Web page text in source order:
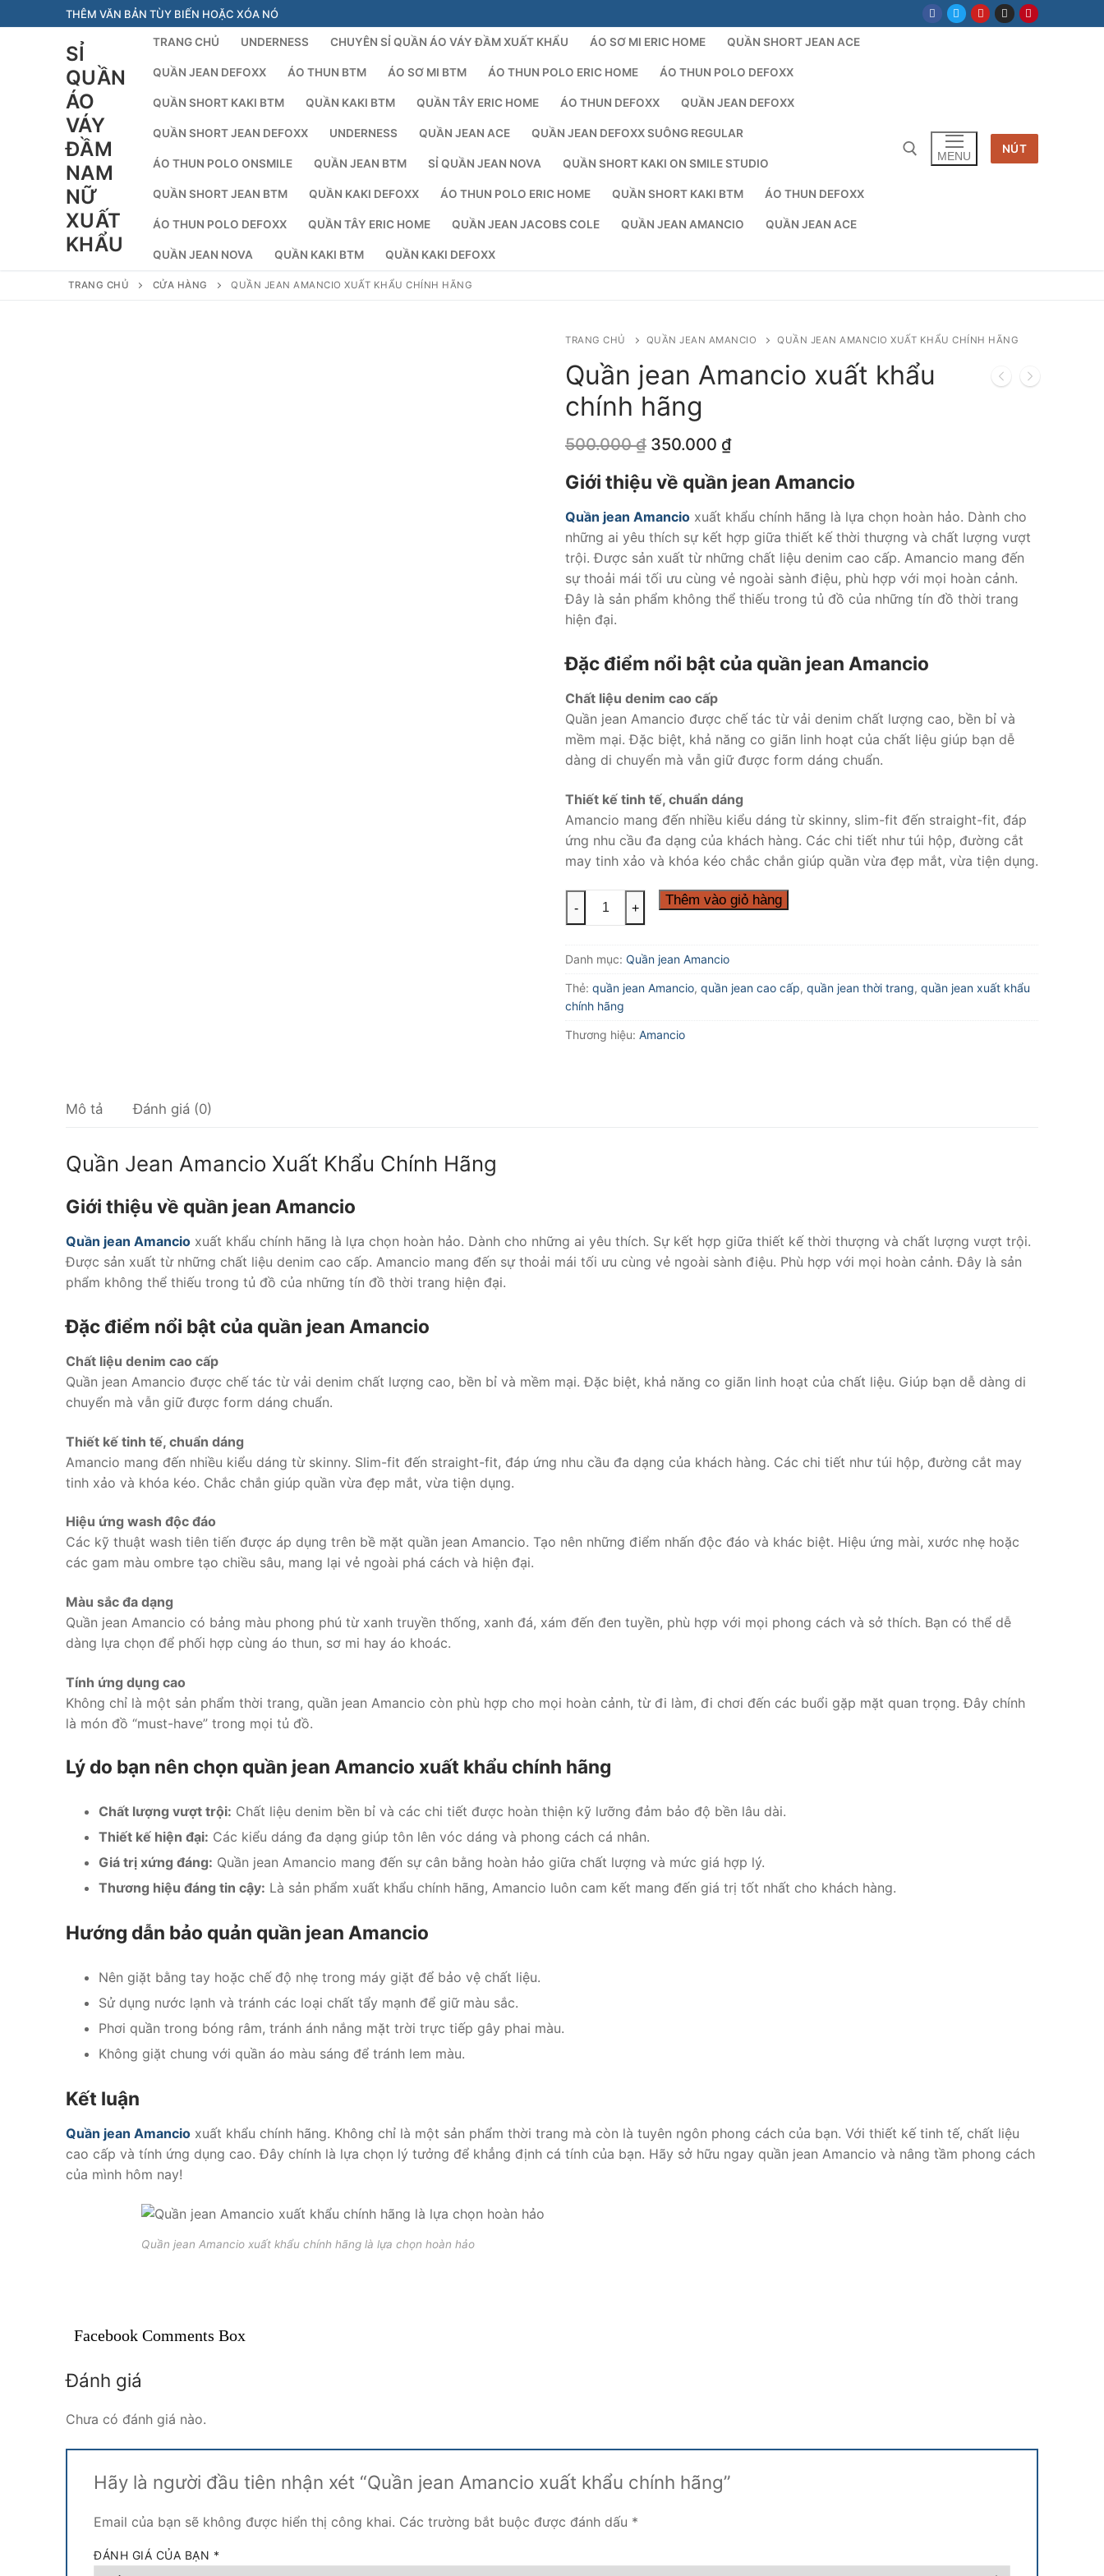
đến
THÊM VĂN BẢN TÙY BIẾN HOẶC XÓA NÓ
SỈ
QUẦN
ÁO
VÁY
ĐẦM
NAM
NỮ
XUẤT
KHẨU
TRANG CHỦ UNDERNESS CHUYÊN SỈ QUẦN ÁO VÁY ĐẦM XUẤT KHẨU ÁO SƠ MI ERIC HOME QUẦN SHORT JEAN ACE
QUẦN JEAN DEFOXX ÁO THUN BTM ÁO SƠ MI BTM ÁO THUN POLO ERIC HOME ÁO THUN POLO DEFOXX
QUẦN SHORT KAKI BTM QUẦN KAKI BTM QUẦN TÂY ERIC HOME ÁO THUN DEFOXX QUẦN JEAN DEFOXX
QUẦN SHORT JEAN DEFOXX UNDERNESS QUẦN JEAN ACE QUẦN JEAN DEFOXX SUÔNG REGULAR
ÁO THUN POLO ONSMILE QUẦN JEAN BTM SỈ QUẦN JEAN NOVA QUẦN SHORT KAKI ON SMILE STUDIO
QUẦN SHORT JEAN BTM QUẦN KAKI DEFOXX ÁO THUN POLO ERIC HOME QUẦN SHORT KAKI BTM ÁO THUN DEFOXX
ÁO THUN POLO DEFOXX QUẦN TÂY ERIC HOME QUẦN JEAN JACOBS COLE QUẦN JEAN AMANCIO QUẦN JEAN ACE
QUẦN JEAN NOVA QUẦN KAKI BTM QUẦN KAKI DEFOXX
Tìm kiếm cho:
MENU
NÚT
TRANG CHỦ CỬA HÀNG QUẦN JEAN AMANCIO XUẤT KHẨU CHÍNH HÃNG
TRANG CHỦ QUẦN JEAN AMANCIO QUẦN JEAN AMANCIO XUẤT KHẨU CHÍNH HÃNG
Quần jean Amancio xuất khẩu
chính hãng
500.000₫ Giá
là:
500.000 ₫.
350.000 ₫Giá
tại
là:
350.000 ₫.
Giới thiệu về quần jean Amancio
Quần jean Amancio xuất khẩu chính hãng là lựa chọn hoàn hảo. Dành cho
những ai yêu thích sự kết hợp giữa thiết kế thời thượng và chất lượng vượt
trội. Được sản xuất từ những chất liệu denim cao cấp. Amancio mang đến
sự thoải mái tối ưu cùng vẻ ngoài sành điệu, phù hợp với mọi hoàn cảnh.
Đây là sản phẩm không thể thiếu trong tủ đồ của những tín đồ thời trang
hiện đại.
Đặc điểm nổi bật của quần jean Amancio
Chất liệu denim cao cấp
Quần jean Amancio được chế tác từ vải denim chất lượng cao, bền bỉ và
mềm mại. Đặc biệt, khả năng co giãn linh hoạt của chất liệu giúp bạn dễ
dàng di chuyển mà vẫn giữ được form dáng chuẩn.
Thiết kế tinh tế, chuẩn dáng
Amancio mang đến nhiều kiểu dáng từ skinny, slim-fit đến straight-fit, đáp
ứng nhu cầu đa dạng của khách hàng. Các chi tiết như túi hộp, đường cắt
may tinh xảo và khóa kéo chắc chắn giúp quần vừa đẹp mắt, vừa tiện dụng.
jean
xuất
khẩu
chính
số
- + Thêm vào giỏ hàng
Danh mục: Quần jean Amancio
Thẻ: quần jean Amancio, quần jean cao cấp, quần jean thời trang, quần jean xuất khẩu
chính hãng
Thương hiệu: Amancio
Mô tả Đánh giá (0)
Quần Jean Amancio Xuất Khẩu Chính Hãng
Giới thiệu về quần jean Amancio
Quần jean Amancio xuất khẩu chính hãng là lựa chọn hoàn hảo. Dành cho những ai yêu thích. Sự kết hợp giữa thiết kế thời thượng và chất lượng vượt trội.
Được sản xuất từ những chất liệu denim cao cấp. Amancio mang đến sự thoải mái tối ưu cùng vẻ ngoài sành điệu. Phù hợp với mọi hoàn cảnh. Đây là sản
phẩm không thể thiếu trong tủ đồ của những tín đồ thời trang hiện đại.
Đặc điểm nổi bật của quần jean Amancio
Chất liệu denim cao cấp
Quần jean Amancio được chế tác từ vải denim chất lượng cao, bền bỉ và mềm mại. Đặc biệt, khả năng co giãn linh hoạt của chất liệu. Giúp bạn dễ dàng di
chuyển mà vẫn giữ được form dáng chuẩn.
Thiết kế tinh tế, chuẩn dáng
Amancio mang đến nhiều kiểu dáng từ skinny. Slim-fit đến straight-fit, đáp ứng nhu cầu đa dạng của khách hàng. Các chi tiết như túi hộp, đường cắt may
tinh xảo và khóa kéo. Chắc chắn giúp quần vừa đẹp mắt, vừa tiện dụng.
Hiệu ứng wash độc đáo
Các kỹ thuật wash tiên tiến được áp dụng trên bề mặt quần jean Amancio. Tạo nên những điểm nhấn độc đáo và khác biệt. Hiệu ứng mài, xước nhẹ hoặc
các gam màu ombre tạo chiều sâu, mang lại vẻ ngoài phá cách và hiện đại.
Màu sắc đa dạng
Quần jean Amancio có bảng màu phong phú từ xanh truyền thống, xanh đá, xám đến đen tuyền, phù hợp với mọi phong cách và sở thích. Bạn có thể dễ
dàng lựa chọn để phối hợp cùng áo thun, sơ mi hay áo khoác.
Tính ứng dụng cao
Không chỉ là một sản phẩm thời trang, quần jean Amancio còn phù hợp cho mọi hoàn cảnh, từ đi làm, đi chơi đến các buổi gặp mặt quan trọng. Đây chính
là món đồ “must-have” trong mọi tủ đồ.
Lý do bạn nên chọn quần jean Amancio xuất khẩu chính hãng
Chất lượng vượt trội: Chất liệu denim bền bỉ và các chi tiết được hoàn thiện kỹ lưỡng đảm bảo độ bền lâu dài.
Thiết kế hiện đại: Các kiểu dáng đa dạng giúp tôn lên vóc dáng và phong cách cá nhân.
Giá trị xứng đáng: Quần jean Amancio mang đến sự cân bằng hoàn hảo giữa chất lượng và mức giá hợp lý.
Thương hiệu đáng tin cậy: Là sản phẩm xuất khẩu chính hãng, Amancio luôn cam kết mang đến giá trị tốt nhất cho khách hàng.
Hướng dẫn bảo quản quần jean Amancio
Nên giặt bằng tay hoặc chế độ nhẹ trong máy giặt để bảo vệ chất liệu.
Sử dụng nước lạnh và tránh các loại chất tẩy mạnh để giữ màu sắc.
Phơi quần trong bóng râm, tránh ánh nắng mặt trời trực tiếp gây phai màu.
Không giặt chung với quần áo màu sáng để tránh lem màu.
Kết luận
Quần jean Amancio xuất khẩu chính hãng. Không chỉ là một sản phẩm thời trang mà còn là tuyên ngôn phong cách của bạn. Với thiết kế tinh tế, chất liệu
cao cấp và tính ứng dụng cao. Đây chính là lựa chọn lý tưởng để khẳng định cá tính của bạn. Hãy sở hữu ngay quần jean Amancio và nâng tầm phong cách
của mình hôm nay!
Quần jean Amancio xuất khẩu chính hãng là lựa chọn hoàn hảo
Facebook Comments Box
Đánh giá
Chưa có đánh giá nào.
Hãy là người đầu tiên nhận xét “Quần jean Amancio xuất khẩu chính hãng”
Email của bạn sẽ không được hiển thị công khai. Các trường bắt buộc được đánh dấu *
ĐÁNH GIÁ CỦA BẠN *